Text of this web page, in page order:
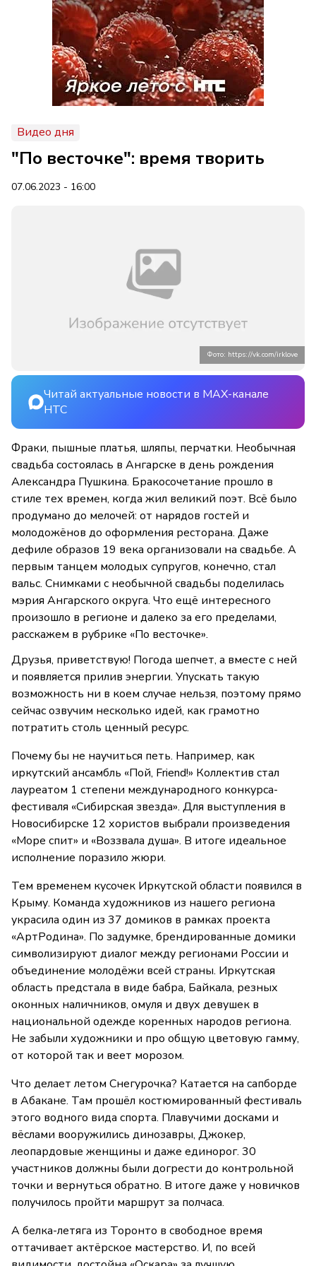
Видео дня
"По весточке": время творить
07.06.2023 - 16:00
Фото: https://vk.com/irklove
Читай актуальные новости в MAX-канале
НТС
Фраки, пышные платья, шляпы, перчатки. Необычная
свадьба состоялась в Ангарске в день рождения
Александра Пушкина. Бракосочетание прошло в
стиле тех времен, когда жил великий поэт. Всё было
продумано до мелочей: от нарядов гостей и
молодожёнов до оформления ресторана. Даже
дефиле образов 19 века организовали на свадьбе. А
первым танцем молодых супругов, конечно, стал
вальс. Снимками с необычной свадьбы поделилась
мэрия Ангарского округа. Что ещё интересного
произошло в регионе и далеко за его пределами,
расскажем в рубрике «По весточке».
Друзья, приветствую! Погода шепчет, а вместе с ней
и появляется прилив энергии. Упускать такую
возможность ни в коем случае нельзя, поэтому прямо
сейчас озвучим несколько идей, как грамотно
потратить столь ценный ресурс.
Почему бы не научиться петь. Например, как
иркутский ансамбль «Пой, Friend!» Коллектив стал
лауреатом 1 степени международного конкурса-
фестиваля «Сибирская звезда». Для выступления в
Новосибирске 12 хористов выбрали произведения
«Море спит» и «Воззвала душа». В итоге идеальное
исполнение поразило жюри.
Тем временем кусочек Иркутской области появился в
Крыму. Команда художников из нашего региона
украсила один из 37 домиков в рамках проекта
«АртРодина». По задумке, брендированные домики
символизируют диалог между регионами России и
объединение молодёжи всей страны. Иркутская
область предстала в виде бабра, Байкала, резных
оконных наличников, омуля и двух девушек в
национальной одежде коренных народов региона.
Не забыли художники и про общую цветовую гамму,
от которой так и веет морозом.
Что делает летом Снегурочка? Катается на сапборде
в Абакане. Там прошёл костюмированный фестиваль
этого водного вида спорта. Плавучими досками и
вёслами вооружились динозавры, Джокер,
леопардовые женщины и даже единорог. 30
участников должны были догрести до контрольной
точки и вернуться обратно. В итоге даже у новичков
получилось пройти маршрут за полчаса.
А белка-летяга из Торонто в свободное время
оттачивает актёрское мастерство. И, по всей